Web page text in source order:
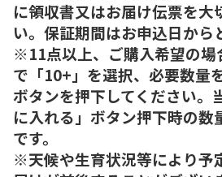
に領収書又はお届け伝票を大
い。保証期間はお申込日から
※11点以上、ご購入希望の場
で「10+」を選択、必要数量
ボタンを押下してください。
に入れる」ボタン押下時の数
です。
※天候や生育状況等により予